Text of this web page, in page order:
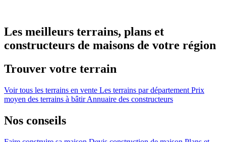
Les meilleurs terrains, plans et
constructeurs de maisons de votre région
Trouver votre terrain
Voir tous les terrains en vente Les terrains par département Prix
moyen des terrains à bâtirAnnuaire des constructeurs
Nos conseils